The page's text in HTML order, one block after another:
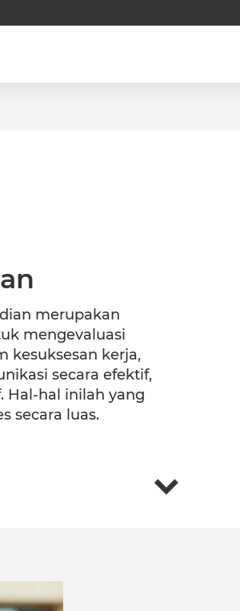
merupakan
mengevaluasi
kesuksesan kerja,
secara efektif,
Hal-hal inilah yang
secara luas.